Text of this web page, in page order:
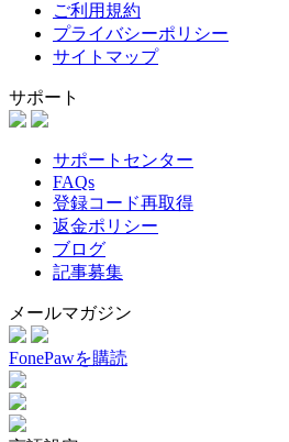
ご利用規約
プライバシーポリシー
サイトマップ
サポート
サポートセンター
FAQs
登録コード再取得
返金ポリシー
ブログ
記事募集
メールマガジン
FonePawを購読